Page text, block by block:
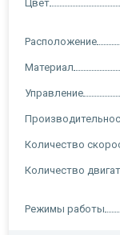
Цвет
Расположение
Материал
Управление
Количество
Количество
Режимы работы